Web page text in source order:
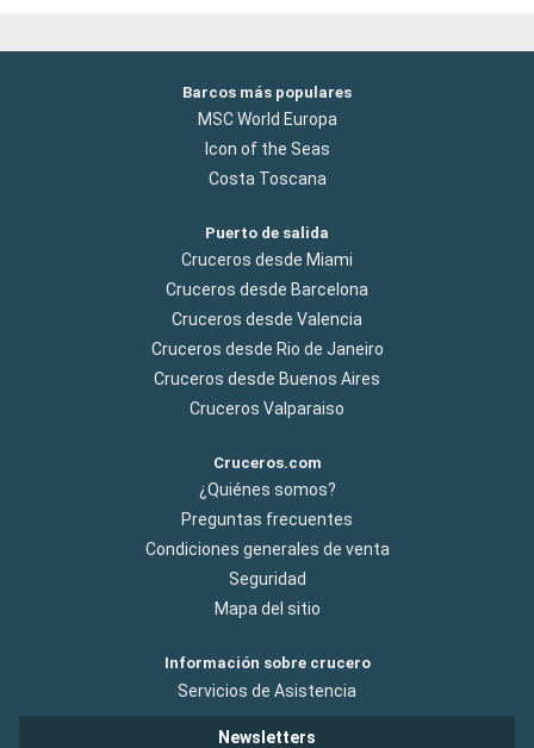
Barcos más populares
MSC World Europa
Icon of the Seas
Costa Toscana
Puerto de salida
Cruceros desde Miami
Cruceros desde Barcelona
Cruceros desde Valencia
Cruceros desde Rio de Janeiro
Cruceros desde Buenos Aires
Cruceros Valparaiso
Cruceros.com
¿Quiénes somos?
Preguntas frecuentes
Condiciones generales de venta
Seguridad
Mapa del sitio
Información sobre crucero
Servicios de Asistencia
Newsletters